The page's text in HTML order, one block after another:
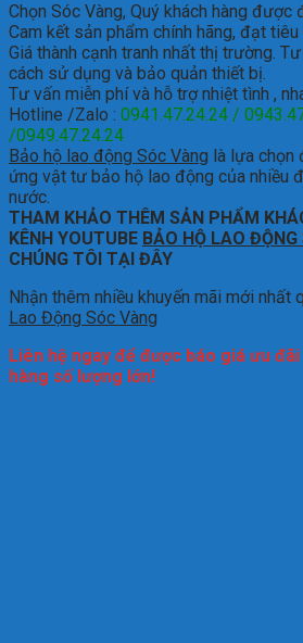
Chọn Sóc Vàng, Quý khách hàng được
Cam kết sản phẩm chính hãng, đạt
Giá thành cạnh tranh nhất thị trường.
cách sử dụng và bảo quản thiết bị.
Tư vấn miễn phí và hỗ trợ nhiệt tình ,
Hotline /Zalo : 0941.47.24.24 /
/0949.47.24.24
Bảo hộ lao động Sóc Vàng là lựa chọn
ứng vật tư bảo hộ lao động của nhiều
nước.
THAM KHẢO THÊM SẢN PHẨM
KÊNH YOUTUBE BẢO HỘ LAO ĐỘNG
CHÚNG TÔI TẠI ĐÂY
Nhận thêm nhiều khuyến mãi mới nhất
Lao Động Sóc Vàng
Liên hệ ngay để được báo giá ưu
hàng số lượng lớn!